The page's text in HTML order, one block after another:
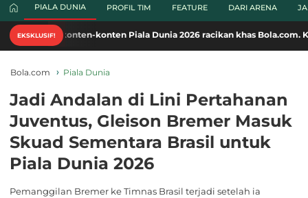
PIALA DUNIA PROFIL TIM FEATURE DARI ARENA
EKSKLUSIF!
konten Piala Dunia 2026 racikan khas Bola.com. Klik di sini!
Bola.com Piala Dunia
Jadi Andalan di Lini Pertahanan
Juventus, Gleison Bremer Masuk
Skuad Sementara Brasil untuk
Piala Dunia 2026
Pemanggilan Bremer ke Timnas Brasil terjadi setelah ia